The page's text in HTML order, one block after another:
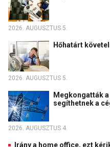
2026. AUGUSZTUS 5.
Hőhatárt
2026. AUGUSZTUS 5.
Megkongatták
segíthetnek a
2026. AUGUSZTUS 4.
Irány a home office, ezt